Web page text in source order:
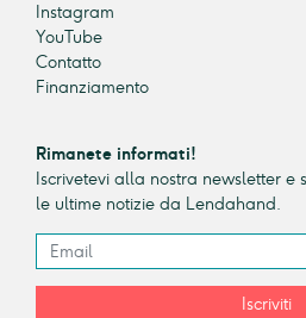
Instagram
YouTube
Contatto
Finanziamento
Rimanete informati!
Iscrivetevi alla nostra newsletter e
le ultime notizie da Lendahand.
Iscriviti